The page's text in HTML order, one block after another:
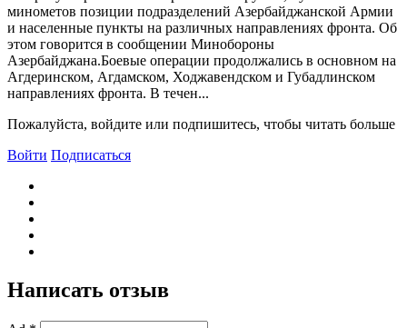
минометов позиции подразделений Азербайджанской Армии
и населенные пункты на различных направлениях фронта. Об
этом говорится в сообщении Минобороны
Азербайджана.Боевые операции продолжались в основном на
Агдеринском, Агдамском, Ходжавендском и Губадлинском
направлениях фронта. В течен...
Пожалуйста, войдите или подпишитесь, чтобы читать больше
Войти Подписаться
Написать отзыв